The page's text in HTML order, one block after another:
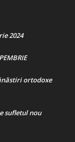
2024
ortodoxe
sufletul nou